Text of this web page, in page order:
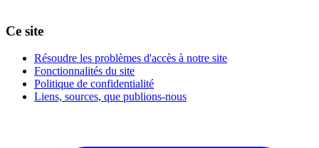
Ce site
Résoudre les problèmes d'accès à notre site
Fonctionnalités du site
Politique de confidentialité
Liens, sources, que publions-nous